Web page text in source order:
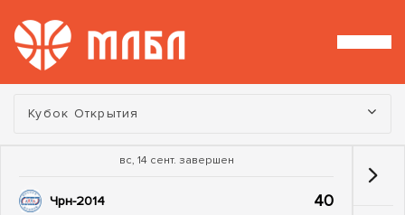
Турнир:
Кубок Открытия
вс, 14 сент. завершен
Чрн-2014 40